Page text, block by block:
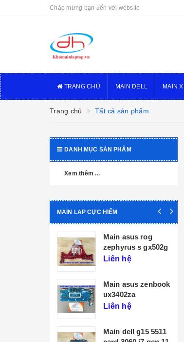
Chào mừng bạn đến với website
TRANG CHỦ MAIN DELL MAIN
Trang chủ Tất cả sản phẩm
DANH MỤC SẢN PHẨM
Xem thêm ...
MAIN LAP CỰC HIẾM
Main asus rog
zephyrus s gx502g
Liên hệ
Main asus zenbook
ux3402za
Liên hệ
Main dell g15 5511